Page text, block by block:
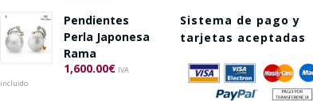
Pendientes
Perla Japonesa
Rama
1,600.00€ IVA
incluido
Sistema de pago y
tarjetas aceptadas